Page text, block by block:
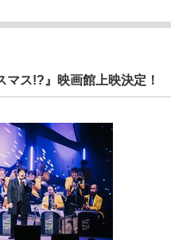
マス!?』映画館上映決定！